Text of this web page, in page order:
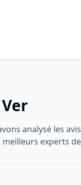
analysé les
experts